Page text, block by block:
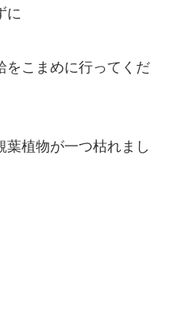
に
をこまめに行ってくだ
植物が一つ枯れまし